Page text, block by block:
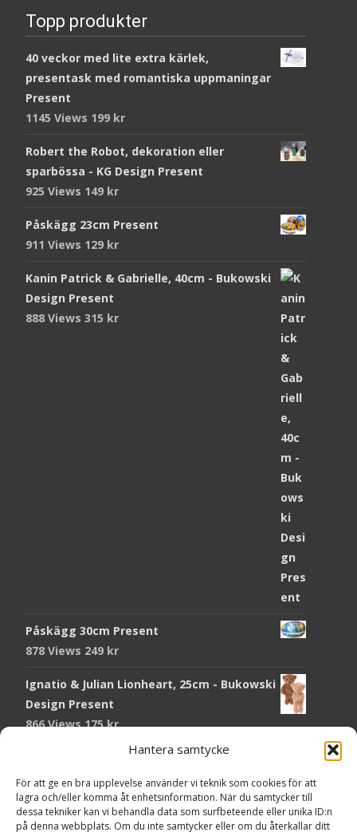
Hantera samtycke
För att ge en bra upplevelse använder vi teknik som cookies för att
lagra och/eller komma åt enhetsinformation. När du samtycker till
dessa tekniker kan vi behandla data som surfbeteende eller unika ID:n
på denna webbplats. Om du inte samtycker eller om du återkallar ditt
Topp produkter
40 veckor med lite extra kärlek,
presentask med romantiska uppmaningar
Present
1145 Views 199 kr
Robert the Robot, dekoration eller
sparbössa - KG Design Present
925 Views 149 kr
Påskägg 23cm Present
911 Views 129 kr
Kanin Patrick & Gabrielle, 40cm - Bukowski
Design Present
888 Views 315 kr
Påskägg 30cm Present
878 Views 249 kr
Ignatio & Julian Lionheart, 25cm - Bukowski
Design Present
866 Views175kr
Chokladmynt Påskmotiv Present
822 Views
Kort Påskhare, 8,5x11,5 cm Present
Powered by WordPress , Themei-craftby TemplatesNext.